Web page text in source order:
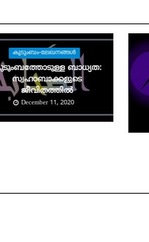
കുടുംബം-ലേഖനങ്ങള്‍
ബാധ്യത:
സ്വഹാബാക്കളുടെ
ജീവിതത്തില്‍
December 11, 2020